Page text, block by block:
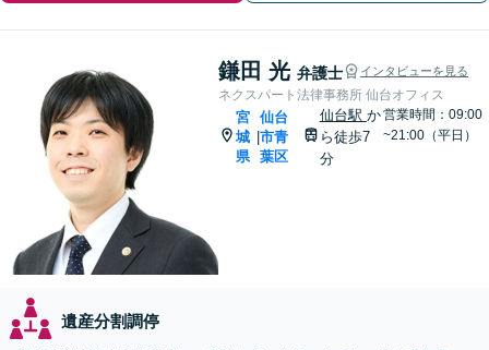
鎌田 光 弁護士 インタビューを見る
ネクスパート法律事務所 仙台オフィス
宮
城
県
|
仙台
市青
葉区
仙台駅 か
ら徒歩7
分
営業時間：09:00
~21:00（平日）
遺産分割調停